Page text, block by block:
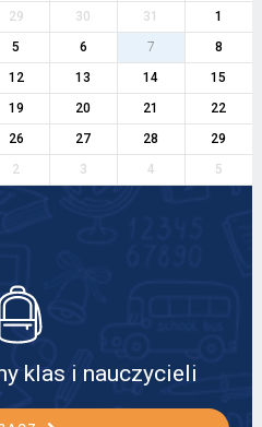
29 30 31
1
5 6 7
8
12 13 14
15
19 20 21
22
26 27 28
29
2 3 4 5
klas i nauczycieli